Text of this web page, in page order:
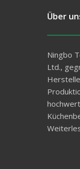
Über
Ningbo
Ltd.,